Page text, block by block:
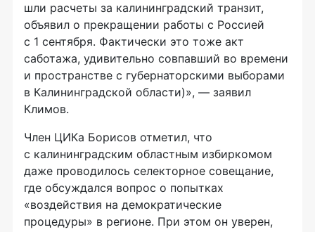
шли расчеты за калининградский транзит,
объявил о прекращении работы с Россией
с 1 сентября. Фактически это тоже акт
саботажа, удивительно совпавший во времени
и пространстве с губернаторскими выборами
в Калининградской области)», — заявил
Климов.
Член ЦИКа Борисов отметил, что
с калининградским областным избиркомом
даже проводилось селекторное совещание,
где обсуждался вопрос о попытках
«воздействия на демократические
процедуры» в регионе. При этом он уверен,